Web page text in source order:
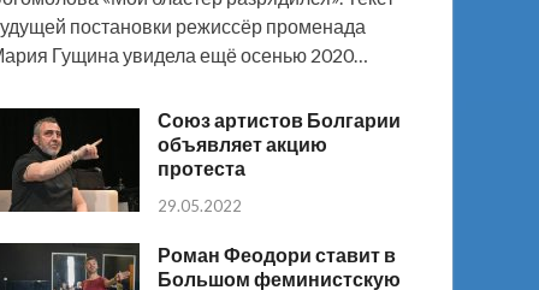
постановки режиссёр променада
Гущина увидела ещё осенью 2020…
Союз артистов Болгарии
объявляет акцию
протеста
29.05.2022
Роман Феодори ставит в
Большом феминистскую